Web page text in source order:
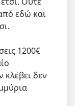
εδώ και
1200€
κλέβει δεν